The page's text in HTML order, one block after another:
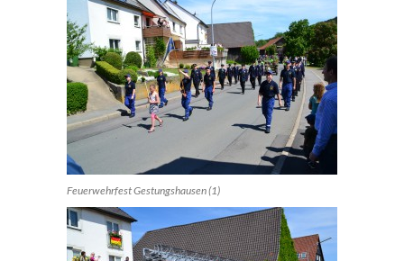
Feuerwehrfest Gestungshausen (1)